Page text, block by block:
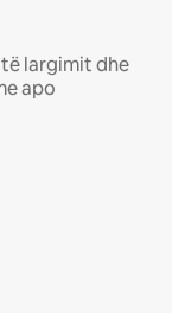
largimit dhe
apo